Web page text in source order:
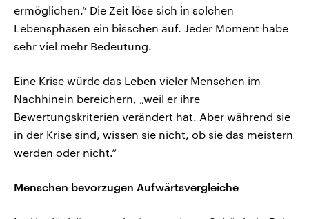
ermöglichen.“ Die Zeit löse sich in solchen
Lebensphasen ein bisschen auf. Jeder Moment habe
sehr viel mehr Bedeutung.
Eine Krise würde das Leben vieler Menschen im
Nachhinein bereichern, „weil er ihre
Bewertungskriterien verändert hat. Aber während sie
in der Krise sind, wissen sie nicht, ob sie das meistern
werden oder nicht.“
Menschen bevorzugen Aufwärtsvergleiche